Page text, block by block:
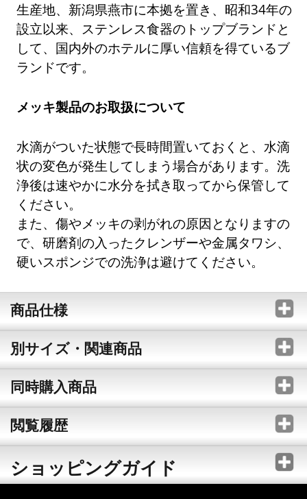
生産地、新潟県燕市に本拠を置き、昭和34年の
設立以来、ステンレス食器のトップブランドと
して、国内外のホテルに厚い信頼を得ているブ
ランドです。
メッキ製品のお取扱について
水滴がついた状態で長時間置いておくと、水滴
状の変色が発生してしまう場合があります。洗
浄後は速やかに水分を拭き取ってから保管して
ください。
また、傷やメッキの剥がれの原因となりますの
で、研磨剤の入ったクレンザーや金属タワシ、
硬いスポンジでの洗浄は避けてください。
商品仕様
別サイズ・関連商品
同時購入商品
閲覧履歴
ショッピングガイド